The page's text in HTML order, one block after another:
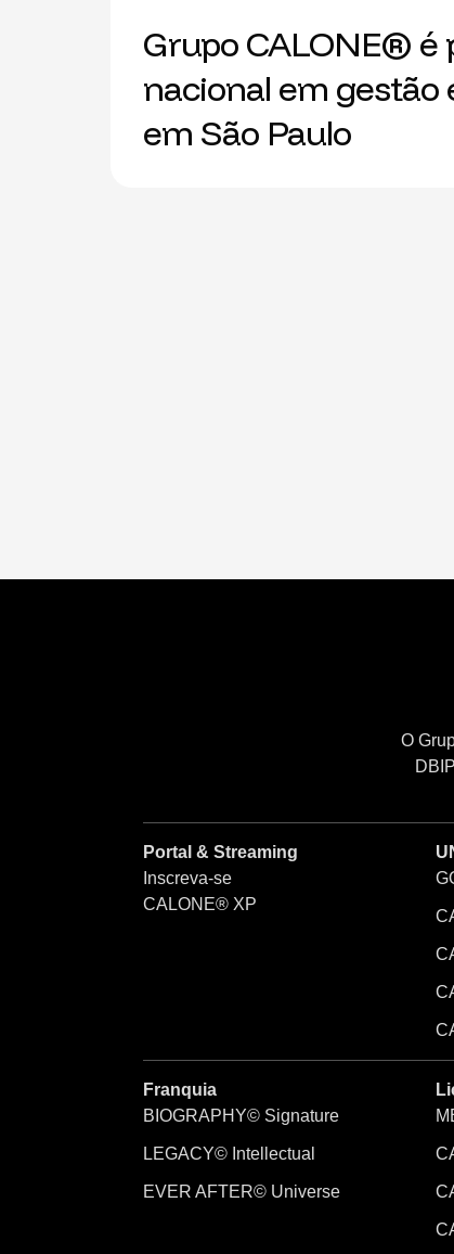
Grupo CALONE®
nacional em gestão
em São Paulo
O
Portal & Streaming
Inscreva-se
CALONE® XP
Franquia
BIOGRAPHY© Signature
LEGACY© Intellectual
EVER AFTER© Universe